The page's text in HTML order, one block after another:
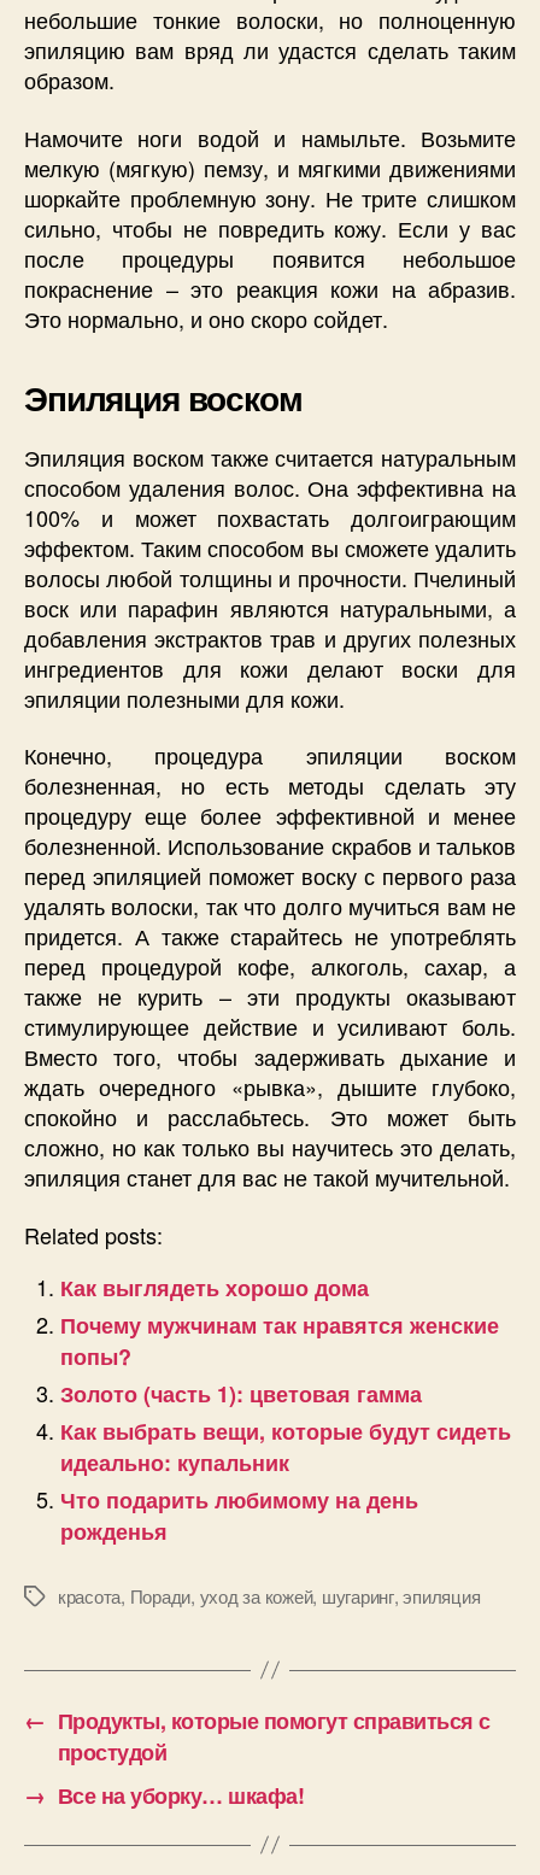
небольшие тонкие волоски, но полноценную
эпиляцию вам вряд ли удастся сделать таким
образом.
Намочите ноги водой и намыльте. Возьмите
мелкую (мягкую) пемзу, и мягкими движениями
шоркайте проблемную зону. Не трите слишком
сильно, чтобы не повредить кожу. Если у вас
после процедуры появится небольшое
покраснение – это реакция кожи на абразив.
Это нормально, и оно скоро сойдет.
Эпиляция воском
Эпиляция воском также считается натуральным
способом удаления волос. Она эффективна на
100% и может похвастать долгоиграющим
эффектом. Таким способом вы сможете удалить
волосы любой толщины и прочности. Пчелиный
воск или парафин являются натуральными, а
добавления экстрактов трав и других полезных
ингредиентов для кожи делают воски для
эпиляции полезными для кожи.
Конечно, процедура эпиляции воском
болезненная, но есть методы сделать эту
процедуру еще более эффективной и менее
болезненной. Использование скрабов и тальков
перед эпиляцией поможет воску с первого раза
удалять волоски, так что долго мучиться вам не
придется. А также старайтесь не употреблять
перед процедурой кофе, алкоголь, сахар, а
также не курить – эти продукты оказывают
стимулирующее действие и усиливают боль.
Вместо того, чтобы задерживать дыхание и
ждать очередного «рывка», дышите глубоко,
спокойно и расслабьтесь. Это может быть
сложно, но как только вы научитесь это делать,
эпиляция станет для вас не такой мучительной.
Related posts:
Как выглядеть хорошо дома
Почему мужчинам так нравятся женские
попы?
Золото (часть 1): цветовая гамма
Как выбрать вещи, которые будут сидеть
идеально: купальник
Что подарить любимому на день
рожденья
Позначки
красота, Поради, уход за кожей, шугаринг,эпиляция
← Продукты, которые помогут справиться с
простудой
→ Все на уборку… шкафа!